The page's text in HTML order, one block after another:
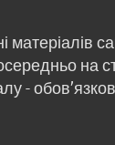
матеріалів
на
-